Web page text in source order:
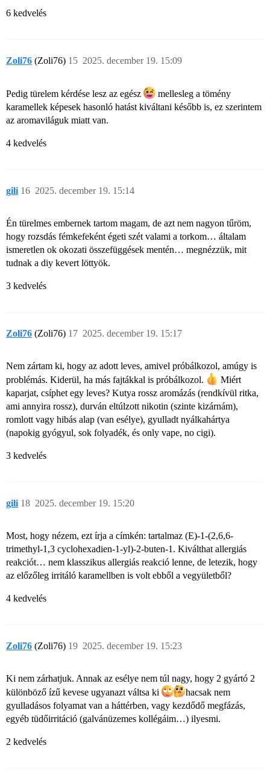
6 kedvelés
Zoli76 (Zoli76) 2025. december 19. 15:09
15
Pedig türelem kérdése lesz az egész
mellesleg a tömény
karamellek képesek hasonló hatást kiváltani később is, ez szerintem
az aromaviláguk miatt van.
4 kedvelés
gili 2025. december 19. 15:14
16
Én türelmes embernek tartom magam, de azt nem nagyon tűröm,
hogy rozsdás fémkefeként égeti szét valami a torkom… általam
ismeretlen ok okozati összefüggések mentén… megnézzük, mit
tudnak a diy kevert löttyök.
3 kedvelés
Zoli76 (Zoli76) 2025. december 19. 15:17
17
Nem zártam ki, hogy az adott leves, amivel próbálkozol, amúgy is
problémás. Kiderül, ha más fajtákkal is próbálkozol.
Miért
kaparjat, csíphet egy leves? Kutya rossz aromázás (rendkívül ritka,
ami annyira rossz), durván eltúlzott nikotin (szinte kizárnám),
romlott vagy hibás alap (van esélye), gyulladt nyálkahártya
(napokig gyógyul, sok folyadék, és only vape, no cigi).
3 kedvelés
gili 2025. december 19. 15:20
18
Most, hogy nézem, ezt írja a címkén: tartalmaz (E)-1-(2,6,6-
trimethyl-1,3 cyclohexadien-1-yl)-2-buten-1. Kiválthat allergiás
reakciót… nem klasszikus allergiás reakció lenne, de letezik, hogy
az előzőleg irritáló karamellben is volt ebből a vegyületből?
4 kedvelés
Zoli76 (Zoli76) 2025. december 19. 15:23
19
Ki nem zárhatjuk. Annak az esélye nem túl nagy, hogy 2 gyártó 2
különböző ízű kevese ugyanazt váltsa ki
hacsak nem
gyulladásos folyamat van a háttérben, vagy kezdődő megfázás,
egyéb tüdőirritáció (galvánüzemes kollégáim…) ilyesmi.
2 kedvelés